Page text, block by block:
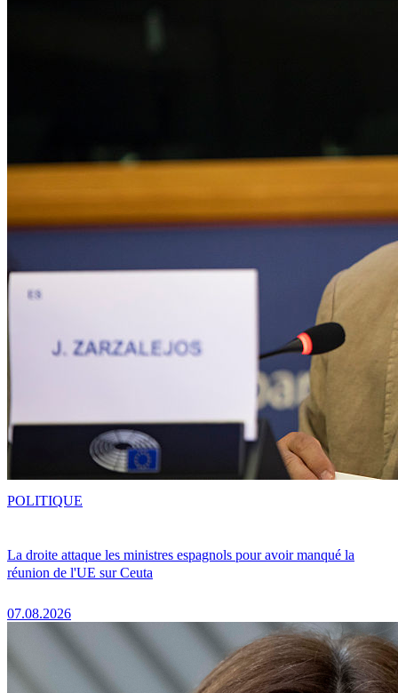
La droite attaque les ministres espagnols pour avoir manqué la
réunion de l'UE sur Ceuta
07.08.2026
POLITIQUE